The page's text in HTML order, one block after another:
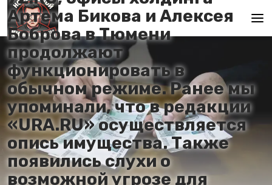
Главная
Артема Бикова и Алексея
Боброва в Тюмени
продолжают
функционировать в
обычном режиме. Ранее мы
упоминали, что в редакции
«URA.RU» осуществляется
опись имущества. Также
появились слухи о
возможной угрозе для